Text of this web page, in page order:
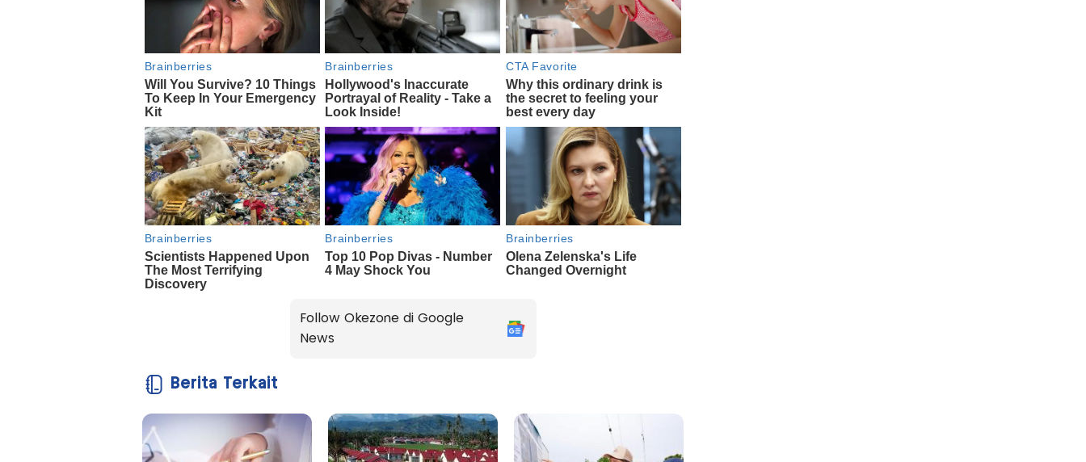
Follow Okezone di Google
News
Berita Terkait